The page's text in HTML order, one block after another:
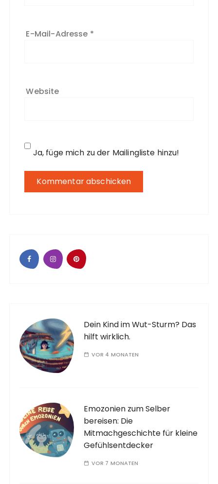
E-Mail-Adresse *
Website
Ja, füge mich zu der Mailingliste hinzu!
Dein Kind im Wut-Sturm? Das
hilft wirklich.
VOR 4 MONATEN
Emozonien zum Selber
bereisen: Die
Mitmachgeschichte für kleine
Gefühlsentdecker
VOR 7 MONATEN